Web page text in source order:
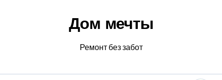
Дом мечты
Ремонт без забот